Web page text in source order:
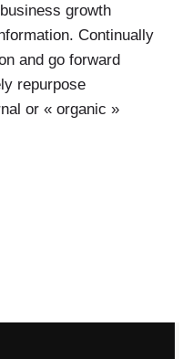
growth
Continually
and go forward
repurpose
or « organic »